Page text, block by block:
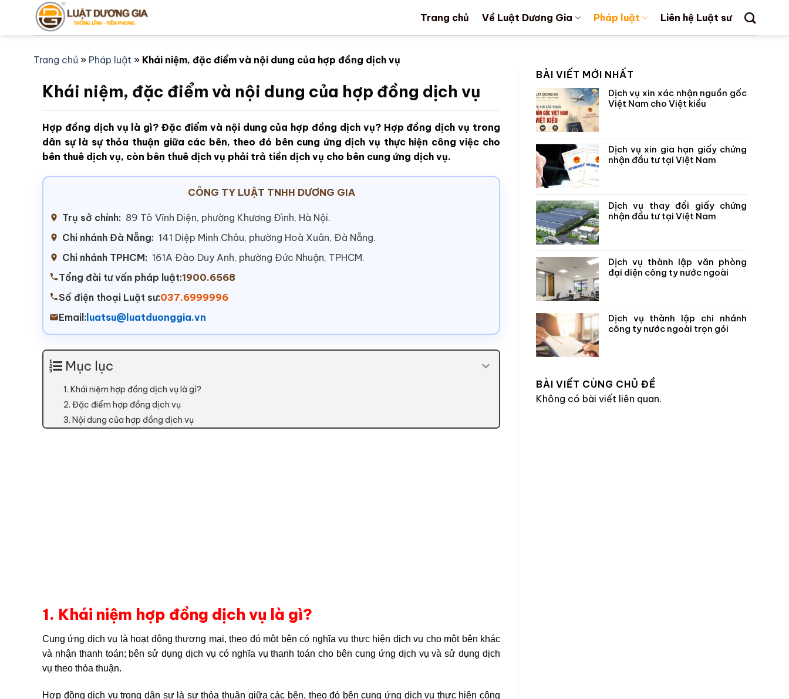
Trang chủ Về Luật Dương Gia Pháp luật Liên hệ Luật sư
Trang chủ » Pháp luật » Khái niệm, đặc điểm và nội dung của hợp đồng dịch vụ
Khái niệm, đặc điểm và nội dung của hợp đồng dịch vụ
Hợp đồng dịch vụ là gì? Đặc điểm và nội dung của hợp đồng dịch vụ? Hợp đồng dịch vụ trong
dân sự là sự thỏa thuận giữa các bên, theo đó bên cung ứng dịch vụ thực hiện công việc cho
bên thuê dịch vụ, còn bên thuê dịch vụ phải trả tiền dịch vụ cho bên cung ứng dịch vụ.
CÔNG TY LUẬT TNHH DƯƠNG GIA
Trụ sở chính: 89 Tô Vĩnh Diện, phường Khương Đình, Hà Nội.
Chi nhánh Đà Nẵng: 141 Diệp Minh Châu, phường Hoà Xuân, Đà Nẵng.
Chi nhánh TPHCM: 161A Đào Duy Anh, phường Đức Nhuận, TPHCM.
Tổng đài tư vấn pháp luật:1900.6568
Số điện thoại Luật sư:037.6999996
Email: luatsu@luatduonggia.vn
Mục lục
1. Khái niệm hợp đồng dịch vụ là gì?
2. Đặc điểm hợp đồng dịch vụ
3. Nội dung của hợp đồng dịch vụ
1. Khái niệm hợp đồng dịch vụ là gì?
Cung ứng dịch vụ là hoạt động thương mại, theo đó một bên có nghĩa vụ thực hiện dịch vụ cho một bên khác
và nhận thanh toán; bên sử dụng dịch vụ có nghĩa vụ thanh toán cho bên cung ứng dịch vụ và sử dụng dịch
vụ theo thỏa thuận.
Hợp đồng dịch vụ trong dân sự là sự thỏa thuận giữa các bên, theo đó bên cung ứng dịch vụ thực hiện công
BÀI VIẾT MỚI NHẤT
Dịch vụ xin xác nhận nguồn gốc
Việt Nam cho Việt kiều
Dịch vụ xin gia hạn giấy chứng
nhận đầu tư tại Việt Nam
Dịch vụ thay đổi giấy chứng
nhận đầu tư tại Việt Nam
Dịch vụ thành lập văn phòng
đại diện công ty nước ngoài
Dịch vụ thành lập chi nhánh
công ty nước ngoài trọn gói
BÀI VIẾT CÙNG CHỦ ĐỀ
Không có bài viết liên quan.